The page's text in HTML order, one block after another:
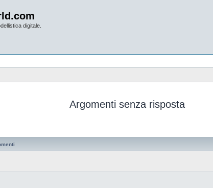
digitale.
Argomenti senza risposta